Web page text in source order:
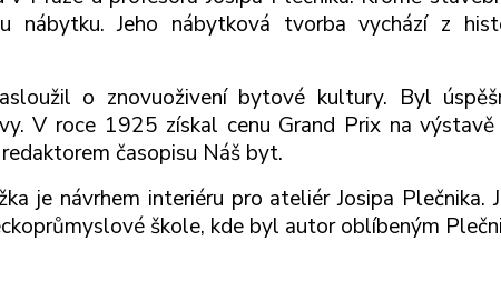
nábytku. Jeho nábytková tvorba vychází z
o znovuoživení bytové kultury. Byl
V roce 1925 získal cenu Grand Prix na
časopisu Náš byt.
je návrhem interiéru pro ateliér Josipa Plečnika.
škole, kde byl autor oblíbeným